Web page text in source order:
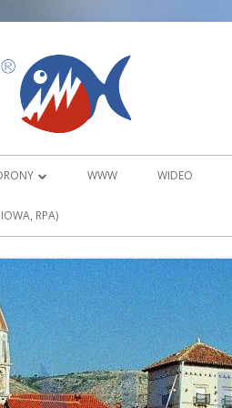
3D
ORTOFOTOMAPY
WWW WIDEO
RPA)